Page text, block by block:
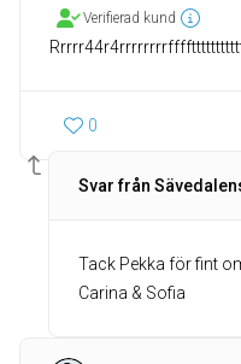
Verifierad kund
0
Svar från
Tack Pekka för fint
Carina & Sofia